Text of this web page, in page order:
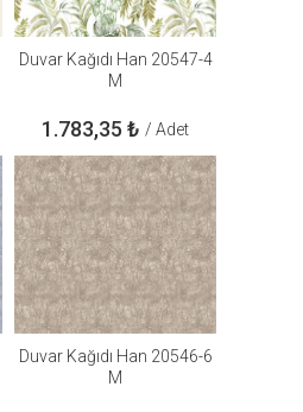
Duvar Kağıdı Han 20547-4
M
1.783,35 ₺ / Adet
Duvar Kağıdı Han 20546-6
M